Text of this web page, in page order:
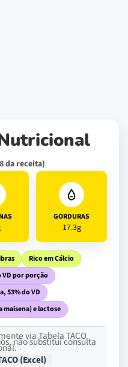
da receita)
GORDURAS
17.3g
Rico em Cálcio
VD por porção
53% do VD
e lactose
via Tabela TACO
não substitui consulta
(Excel)